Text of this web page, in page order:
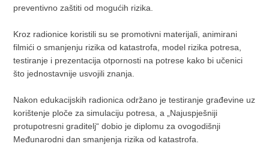
preventivno zaštiti od mogućih rizika.
Kroz radionice koristili su se promotivni materijali, animirani
filmići o smanjenju rizika od katastrofa, model rizika potresa,
testiranje i prezentacija otpornosti na potrese kako bi učenici
što jednostavnije usvojili znanja.
Nakon edukacijskih radionica održano je testiranje građevine uz
korištenje ploče za simulaciju potresa, a „Najuspješniji
protupotresni graditelj“ dobio je diplomu za ovogodišnji
Međunarodni dan smanjenja rizika od katastrofa.